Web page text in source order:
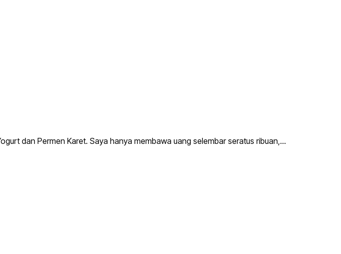
dan Permen Karet. Saya hanya membawa uang selembar seratus ribuan,…